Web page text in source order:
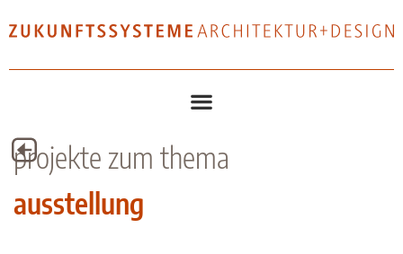
projekte zum thema
ausstellung